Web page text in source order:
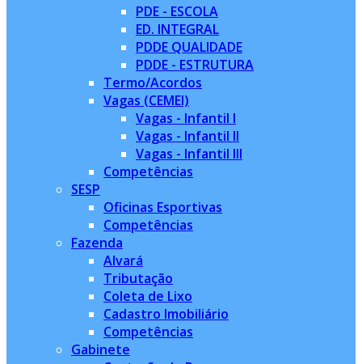
PDE - ESCOLA
ED. INTEGRAL
PDDE QUALIDADE
PDDE - ESTRUTURA
Termo/Acordos
Vagas (CEMEI)
Vagas - Infantil I
Vagas - Infantil II
Vagas - Infantil III
Competências
SESP
Oficinas Esportivas
Competências
Fazenda
Alvará
Tributação
Coleta de Lixo
Cadastro Imobiliário
Competências
Gabinete